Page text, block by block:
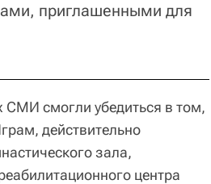
приглашенными для
СМИ смогли убедиться в том,
действительно
зала,
центра